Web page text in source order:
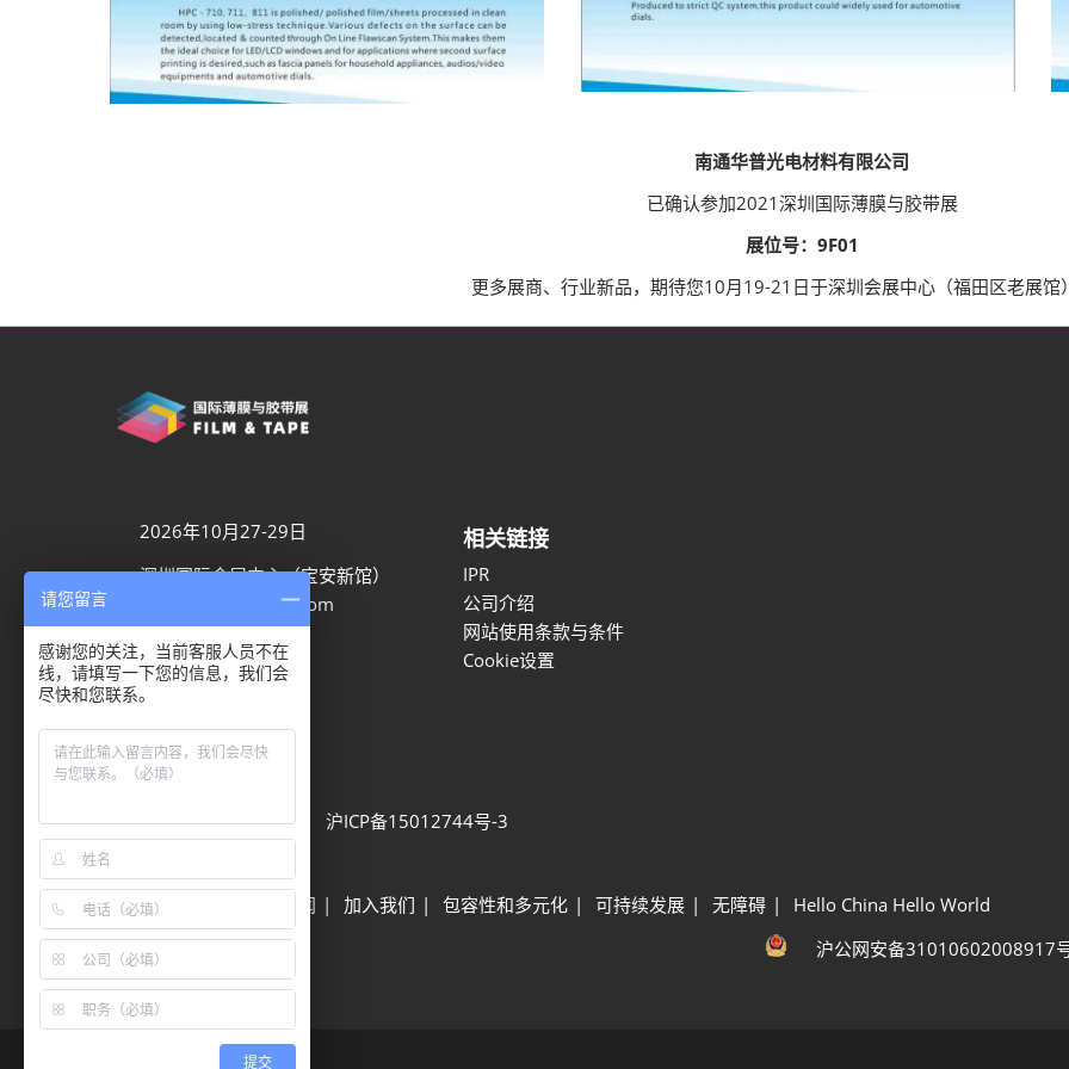
南通华普光电材料有限公司
已确认参加2021深圳国际薄膜与胶带展
展位号：9F01
更多展商、行业新品，期待您10月19-21日于深圳会展中心（福田区老展馆
2026年10月27-29日
深圳国际会展中心（宝安新馆）
aaron.ye@rxglobal.com
021-2231 7259
相关链接
IPR
公司介绍
网站使用条款与条件
Cookie设置
隐私选项
隐私政策 Cookie政策
展会信息
可持续发展 网站地图 沪ICP备15012744号-3
其他励展展会 励展新闻 加入我们 包容性和多元化 可持续发展 无障碍
Hello China Hello World
沪公网安备31010602008917
请您留言
感谢您的关注，当前客服人员不在
线，请填写一下您的信息，我们会
尽快和您联系。
提交